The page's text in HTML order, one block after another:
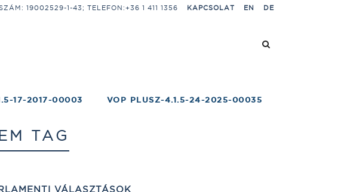
19002529-1-43; TELEFON:+36 1 411 1356 KAPCSOLAT EN DE
17-2017-00003 VOP PLUSZ-4.1.5-24-2025-00035
TAG
VÁLASZTÁSOK